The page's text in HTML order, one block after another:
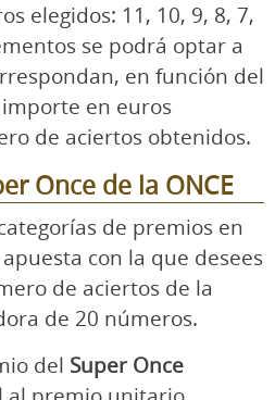
elegidos: 11, 10, 9, 8, 7,
se podrá optar a
en función del
en euros
de aciertos obtenidos.
Once de la ONCE
de premios en
con la que desees
de aciertos de la
de 20 números.
del Super Once